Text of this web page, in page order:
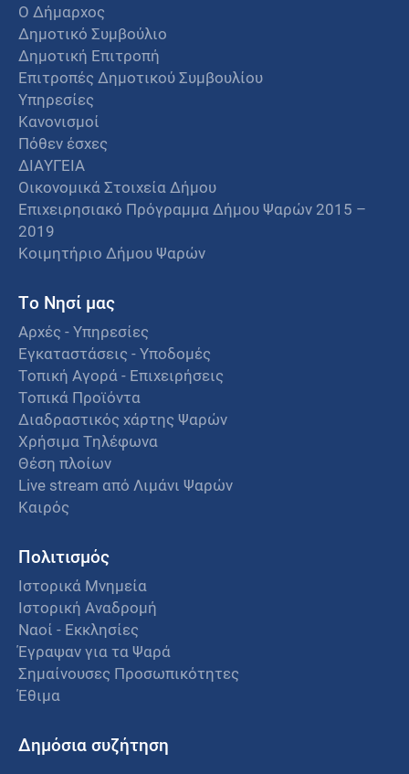
Ο Δήμαρχος
Δημοτικό Συμβούλιο
Δημοτική Επιτροπή
Επιτροπές Δημοτικού Συμβουλίου
Υπηρεσίες
Κανονισμοί
Πόθεν έσχες
ΔΙΑΥΓΕΙΑ
Οικονομικά Στοιχεία Δήμου
Επιχειρησιακό Πρόγραμμα Δήμου Ψαρών 2015 –
2019
Κοιμητήριο Δήμου Ψαρών
Το Νησί μας
Αρχές - Υπηρεσίες
Εγκαταστάσεις - Υποδομές
Τοπική Αγορά - Επιχειρήσεις
Τοπικά Προϊόντα
Διαδραστικός χάρτης Ψαρών
Χρήσιμα Τηλέφωνα
Θέση πλοίων
Live stream από Λιμάνι Ψαρών
Καιρός
Πολιτισμός
Ιστορικά Μνημεία
Ιστορική Αναδρομή
Ναοί - Εκκλησίες
Έγραψαν για τα Ψαρά
Σημαίνουσες Προσωπικότητες
Έθιμα
Δημόσια συζήτηση